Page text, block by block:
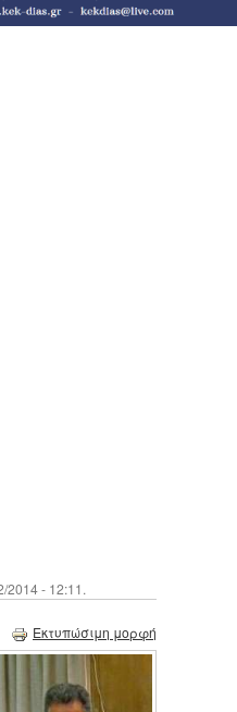
2014 - 12:11.
Εκτυπώσιμη μορφή